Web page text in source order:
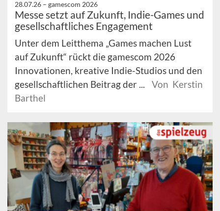
28.07.26 – gamescom 2026
Messe setzt auf Zukunft, Indie-Games und
gesellschaftliches Engagement
Unter dem Leitthema „Games machen Lust
auf Zukunft“ rückt die gamescom 2026
Innovationen, kreative Indie-Studios und den
gesellschaftlichen Beitrag der ...
Von Kerstin
Barthel